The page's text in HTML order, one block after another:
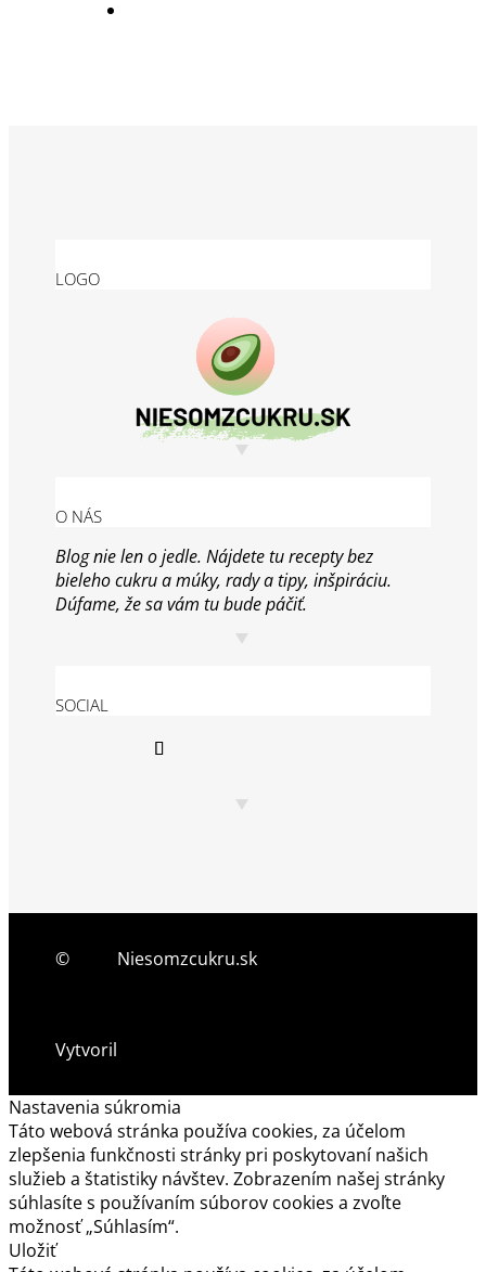
LOGO
O NÁS
Blog nie len o jedle. Nájdete tu recepty bez
bieleho cukru a múky, rady a tipy, inšpiráciu.
Dúfame, že sa vám tu bude páčiť.
SOCIAL
© Niesomzcukru.sk
Vytvoril
Nastavenia súkromia
Táto webová stránka používa cookies, za účelom
zlepšenia funkčnosti stránky pri poskytovaní našich
služieb a štatistiky návštev. Zobrazením našej stránky
súhlasíte s používaním súborov cookies a zvoľte
možnosť „Súhlasím“.
Uložiť